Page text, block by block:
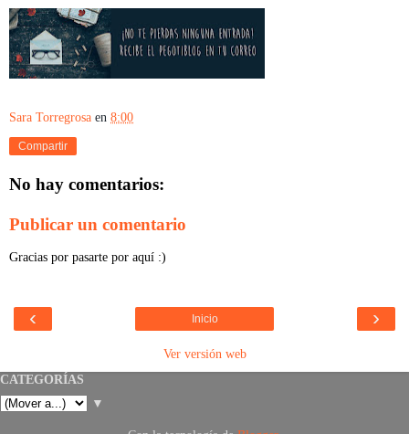
Sara Torregrosa en 8:00
Compartir
No hay comentarios:
Publicar un comentario
Gracias por pasarte por aquí :)
‹ ›
Inicio
Ver versión web
CATEGORÍAS
▼